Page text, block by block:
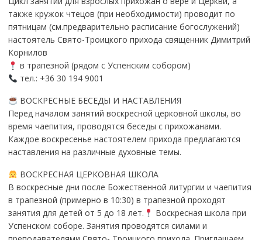
также кружок чтецов (при необходимости) проводит по
пятницам (см.предварительно расписание богослужений)
настоятель Свято-Троицкого прихода священник Димитрий
Корнилов
в трапезной (рядом с Успенским собором)
тел.: +36 30 194 9001
ВОСКРЕСНЫЕ БЕСЕДЫ И НАСТАВЛЕНИЯ
Перед началом занятий воскресной церковной школы, во
время чаепития, проводятся беседы с прихожанами.
Каждое воскресенье настоятелем прихода предлагаются
наставления на различные духовные темы.
ВОСКРЕСНАЯ ЦЕРКОВНАЯ ШКОЛА
В воскресные дни после Божественной литургии и чаепития
в трапезной (примерно в 10:30) в трапезной проходят
занятия для детей от 5 до 18 лет.
Воскресная школа при
Успенском соборе. Занятия проводятся силами и